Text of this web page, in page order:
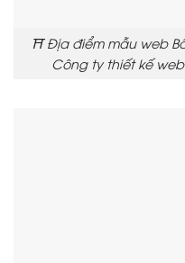
⛩️ Địa điểm mẫu web
Công ty thiết kế